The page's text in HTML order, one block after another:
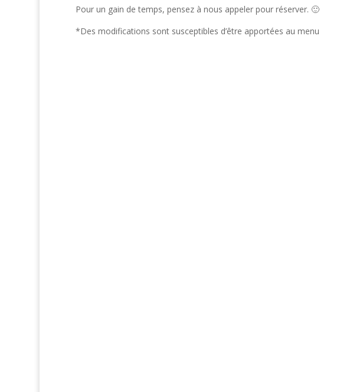
Pour un gain de temps, pensez à nous appeler pour réserver. 🙂
*Des modifications sont susceptibles d’être apportées au menu